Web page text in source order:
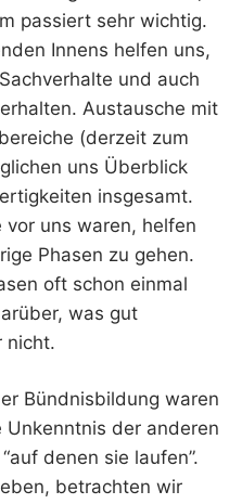
passiert sehr wichtig.
Innens helfen uns,
und auch
Austausche mit
(derzeit zum
uns Überblick
insgesamt.
vor uns waren, helfen
Phasen zu gehen.
oft schon einmal
was gut
nicht.
Bündnisbildung waren
der anderen
denen sie laufen”.
betrachten wir